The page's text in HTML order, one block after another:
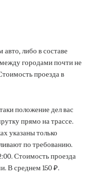
либо в составе
городами почти не
проезда в
положение дел вас
прямо на трассе.
указаны только
по требованию.
Стоимость проезда
В среднем 150 ₽.